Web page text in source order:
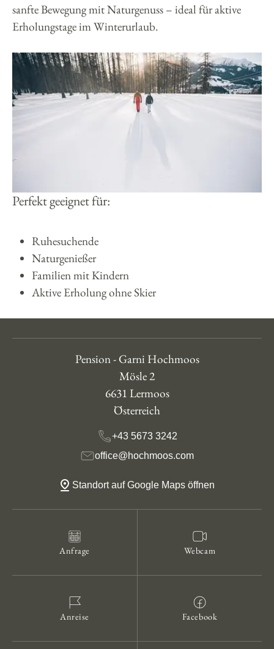
sanfte Bewegung mit Naturgenuss – ideal für aktive
Erholungstage im Winterurlaub.
Perfekt geeignet für:
Ruhesuchende
Naturgenießer
Familien mit Kindern
Aktive Erholung ohne Skier
Anfrage Webcam
Anreise Facebook
Pension - Garni Hochmoos
Mösle 2
6631 Lermoos
Österreich
+43 5673 3242
office@hochmoos.com
Standort auf Google Maps öffnen